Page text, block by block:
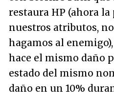
restaura HP (ahora
nuestros atributos,
hagamos al
hace el mismo daño
estado del mismo
daño en un 10%